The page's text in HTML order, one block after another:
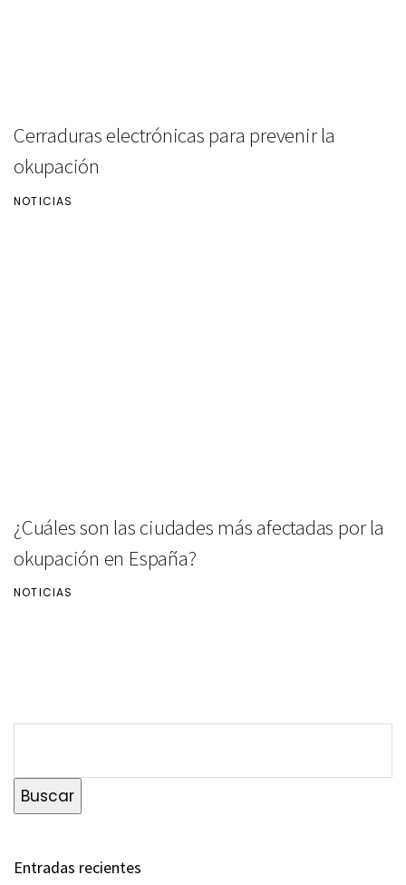
Cerraduras electrónicas para prevenir la
okupación
NOTICIAS
¿Cuáles son las ciudades más afectadas por la
okupación en España?
NOTICIAS
Buscar
Entradas recientes